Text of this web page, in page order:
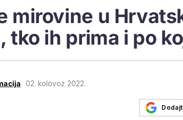
mirovine u
tko ih prima i po
02. kolovoz 2022.